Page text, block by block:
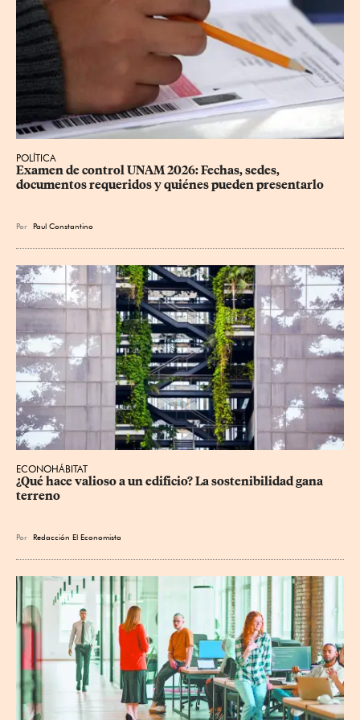
POLÍTICA
Examen de control UNAM 2026: Fechas, sedes,
documentos requeridos y quiénes pueden presentarlo
Por Paul Constantino
ECONOHÁBITAT
¿Qué hace valioso a un edificio? La sostenibilidad gana
terreno
Por Redacción El Economista